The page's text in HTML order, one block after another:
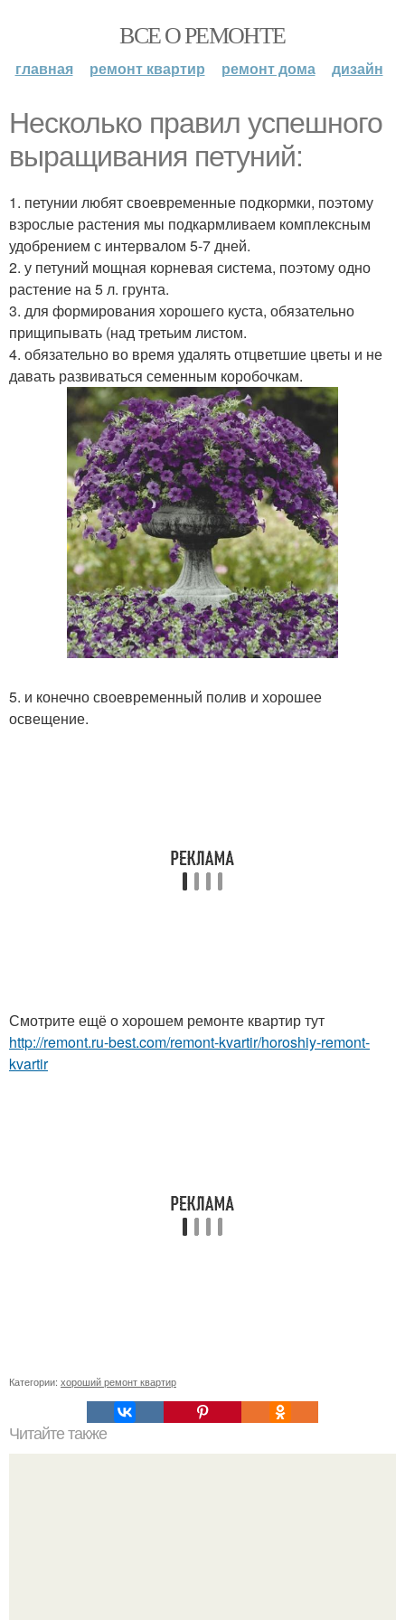
ВСЕ О РЕМОНТЕ
главная ремонт квартир ремонт дома дизайн
Несколько правил успешного
выращивания петуний:
1. петунии любят своевременные подкормки, поэтому
взрослые растения мы подкармливаем комплексным
удобрением с интервалом 5-7 дней.
2. у петуний мощная корневая система, поэтому одно
растение на 5 л. грунта.
3. для формирования хорошего куста, обязательно
прищипывать (над третьим листом.
4. обязательно во время удалять отцветшие цветы и не
давать развиваться семенным коробочкам.
5. и конечно своевременный полив и хорошее
освещение.
Смотрите ещё о хорошем ремонте квартир тут
http://remont.ru-best.com/remont-kvartir/horoshiy-remont-
kvartir
Категории: хороший ремонт квартир
Читайте также